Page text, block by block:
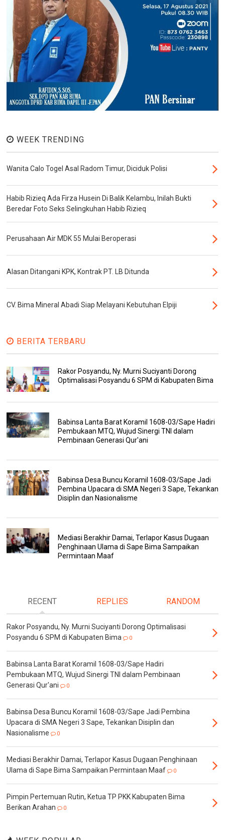
WEEK TRENDING
Wanita Calo Togel Asal Radom Timur, Diciduk Polisi
Habib Rizieq Ada Firza Husein Di Balik Kelambu, Inilah Bukti
Beredar Foto Seks Selingkuhan Habib Rizieq
Perusahaan Air MDK 55 Mulai Beroperasi
Alasan Ditangani KPK, Kontrak PT. LB Ditunda
CV. Bima Mineral Abadi Siap Melayani Kebutuhan Elpiji
BERITA TERBARU
Rakor Posyandu, Ny. Murni Suciyanti Dorong
Optimalisasi Posyandu 6 SPM di Kabupaten Bima
Babinsa Lanta Barat Koramil 1608-03/Sape Hadiri
Pembukaan MTQ, Wujud Sinergi TNI dalam
Pembinaan Generasi Qur'ani
Babinsa Desa Buncu Koramil 1608-03/Sape Jadi
Pembina Upacara di SMA Negeri 3 Sape, Tekankan
Disiplin dan Nasionalisme
Mediasi Berakhir Damai, Terlapor Kasus Dugaan
Penghinaan Ulama di Sape Bima Sampaikan
Permintaan Maaf
RECENT REPLIES RANDOM
Rakor Posyandu, Ny. Murni Suciyanti Dorong Optimalisasi
Posyandu 6 SPM di Kabupaten Bima
0
Babinsa Lanta Barat Koramil 1608-03/Sape Hadiri
Pembukaan MTQ, Wujud Sinergi TNI dalam Pembinaan
Generasi Qur'ani
0
Babinsa Desa Buncu Koramil 1608-03/Sape Jadi Pembina
Upacara di SMA Negeri 3 Sape, Tekankan Disiplin dan
Nasionalisme
0
Mediasi Berakhir Damai, Terlapor Kasus Dugaan Penghinaan
Ulama di Sape Bima Sampaikan Permintaan Maaf
0
Pimpin Pertemuan Rutin, Ketua TP PKK Kabupaten Bima
Berikan Arahan
0